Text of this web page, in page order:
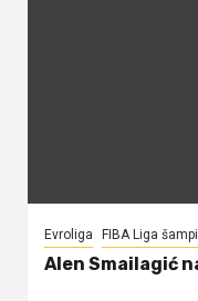
Evroliga FIBA Liga
Alen Smailagić